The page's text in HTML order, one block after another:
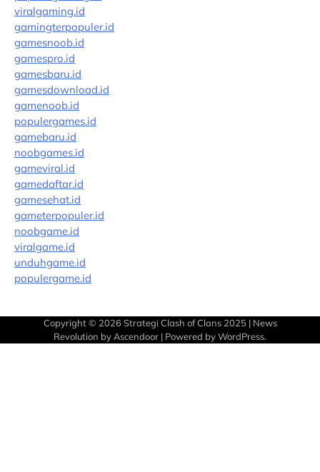
viralgaming.id
gamingterpopuler.id
gamesnoob.id
gamespro.id
gamesbaru.id
gamesdownload.id
gamenoob.id
populergames.id
gamebaru.id
noobgames.id
gameviral.id
gamedaftar.id
gamesehat.id
gameterpopuler.id
noobgame.id
viralgame.id
unduhgame.id
populergame.id
Copyright © 2026 Strategi Clash of Clans 2025| News
Revolution by Ascendoor | Powered byWordPress.